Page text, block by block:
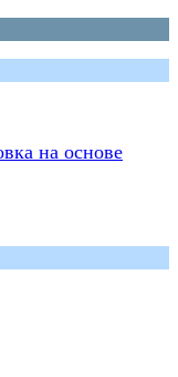
на основе